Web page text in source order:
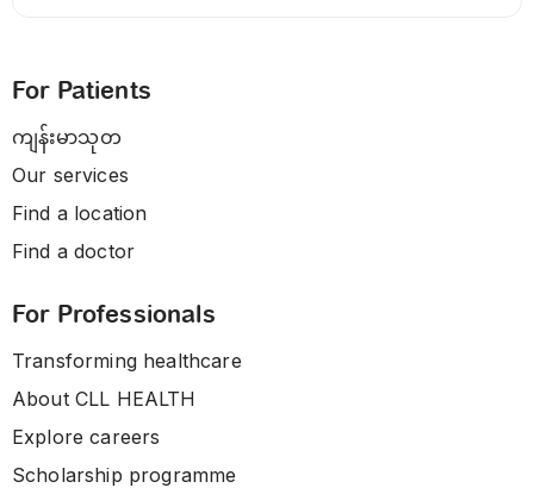
For Patients
ကျန်းမာသုတ
Our services
Find a location
Find a doctor
For Professionals
Transforming healthcare
About CLL HEALTH
Explore careers
Scholarship programme